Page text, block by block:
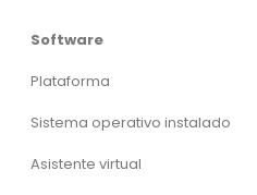
Software
Plataforma
Sistema operativo instalado
Asistente virtual